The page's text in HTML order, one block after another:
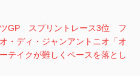
ツGP スプリントレース3位 フ
・ディ・ジャンアントニオ「オ
テイクが難しくペースを落とし